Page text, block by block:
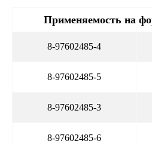
Применяемость на
8-97602485-4
8-97602485-5
8-97602485-3
8-97602485-6